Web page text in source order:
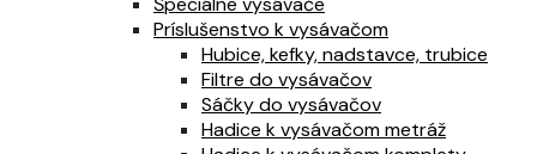
Príslušenstvo k vysávačom
Hubice, kefky, nadstavce, trubice
Filtre do vysávačov
Sáčky do vysávačov
Hadice k vysávačom metráž